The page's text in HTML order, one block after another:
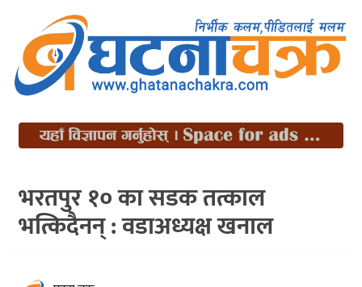
भरतपुर १० का सडक तत्काल
भत्किदैनन् : वडाअध्यक्ष खनाल